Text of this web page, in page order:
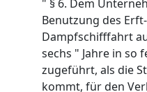
" § 6. Dem
Benutzung des
Dampfschifffahrt
sechs " Jahre in so
zugeführt, als die
kommt, für den